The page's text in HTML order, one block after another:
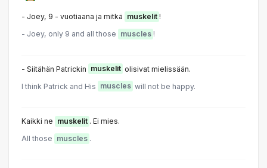
- Joey, 9 - vuotiaana ja mitkä muskelit !
- Joey, only 9 and all those muscles !
- Siitähän Patrickin muskelit olisivat mielissään.
I think Patrick and His muscles will not be happy.
Kaikki ne muskelit . Ei mies.
All those muscles .